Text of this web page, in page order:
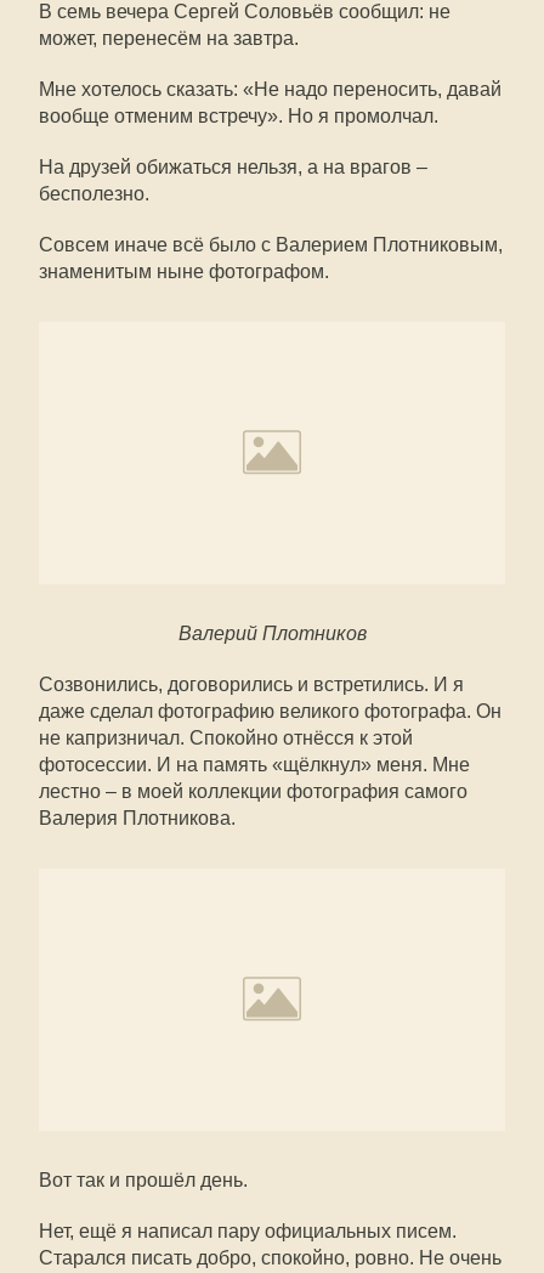
В семь вечера Сергей Соловьёв сообщил: не
может, перенесём на завтра.
Мне хотелось сказать: «Не надо переносить, давай
вообще отменим встречу». Но я промолчал.
На друзей обижаться нельзя, а на врагов –
бесполезно.
Совсем иначе всё было с Валерием Плотниковым,
знаменитым ныне фотографом.
Валерий Плотников
Созвонились, договорились и встретились. И я
даже сделал фотографию великого фотографа. Он
не капризничал. Спокойно отнёсся к этой
фотосессии. И на память «щёлкнул» меня. Мне
лестно – в моей коллекции фотография самого
Валерия Плотникова.
Вот так и прошёл день.
Нет, ещё я написал пару официальных писем.
Старался писать добро, спокойно, ровно. Не очень